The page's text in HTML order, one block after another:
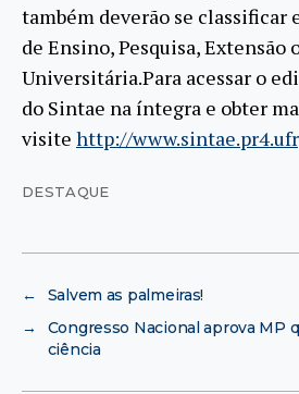
também deverão se classificar
de Ensino, Pesquisa, Extensão
Universitária.Para acessar o
do Sintae na íntegra e obter
visite http://
DESTAQUE
←
Salvem as palmeiras!
→
Congresso Nacional aprova MP
ciência